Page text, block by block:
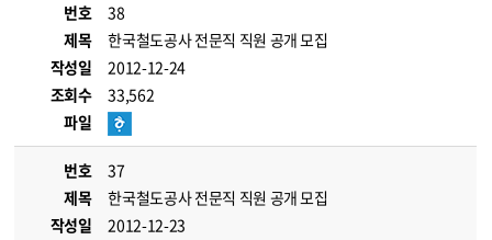
번호
38
제목
한국철도공사 전문직 직원 공개 모집
작성일
2012-12-24
조회수
33,562
파일
번호
37
제목
한국철도공사 전문직 직원 공개 모집
작성일
2012-12-23